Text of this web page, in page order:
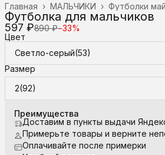
Футболки
МАЛЬЧИКИ ›
Главная ›
Футболка для мальчиков
597 ₽890 ₽−33%
Цвет
Светло-серый(53)
Размер
2(92)
Преимущества
Доставим в пункты выдачи
Примерьте товары и верните
Оплачивайте после примерки